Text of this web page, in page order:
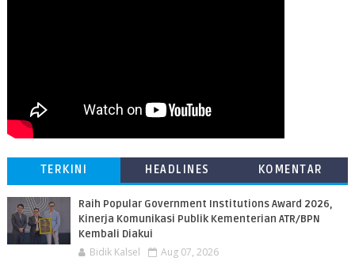
TERKINI HEADLINES KOMENTAR
Raih Popular Government Institutions Award 2026,
Kinerja Komunikasi Publik Kementerian ATR/BPN
Kembali Diakui
Bidik Kalsel Aug 07, 2026